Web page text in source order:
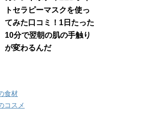
トセラピーマスクを使っ
てみた口コミ！1日たった
10分で翌朝の肌の手触り
が変わるんだ
食材
コスメ